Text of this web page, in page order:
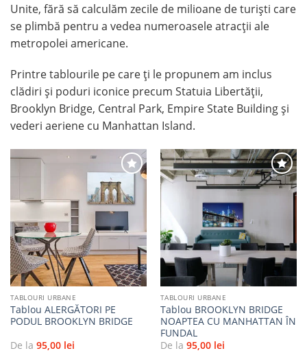
Unite, fără să calculăm zecile de milioane de turiști care
se plimbă pentru a vedea numeroasele atracții ale
metropolei americane.
Printre tablourile pe care ți le propunem am inclus
clădiri și poduri iconice precum Statuia Libertății,
Brooklyn Bridge, Central Park, Empire State Building și
vederi aeriene cu Manhattan Island.
Adaugă
favorite
TABLOURI URBANE
Tablou ALERGĂTORI PE
PODUL BROOKLYN BRIDGE
De la 95,00 lei
TABLOURI URBANE
Tablou BROOKLYN BRIDGE
NOAPTEA CU MANHATTAN ÎN
FUNDAL
De la 95,00 lei